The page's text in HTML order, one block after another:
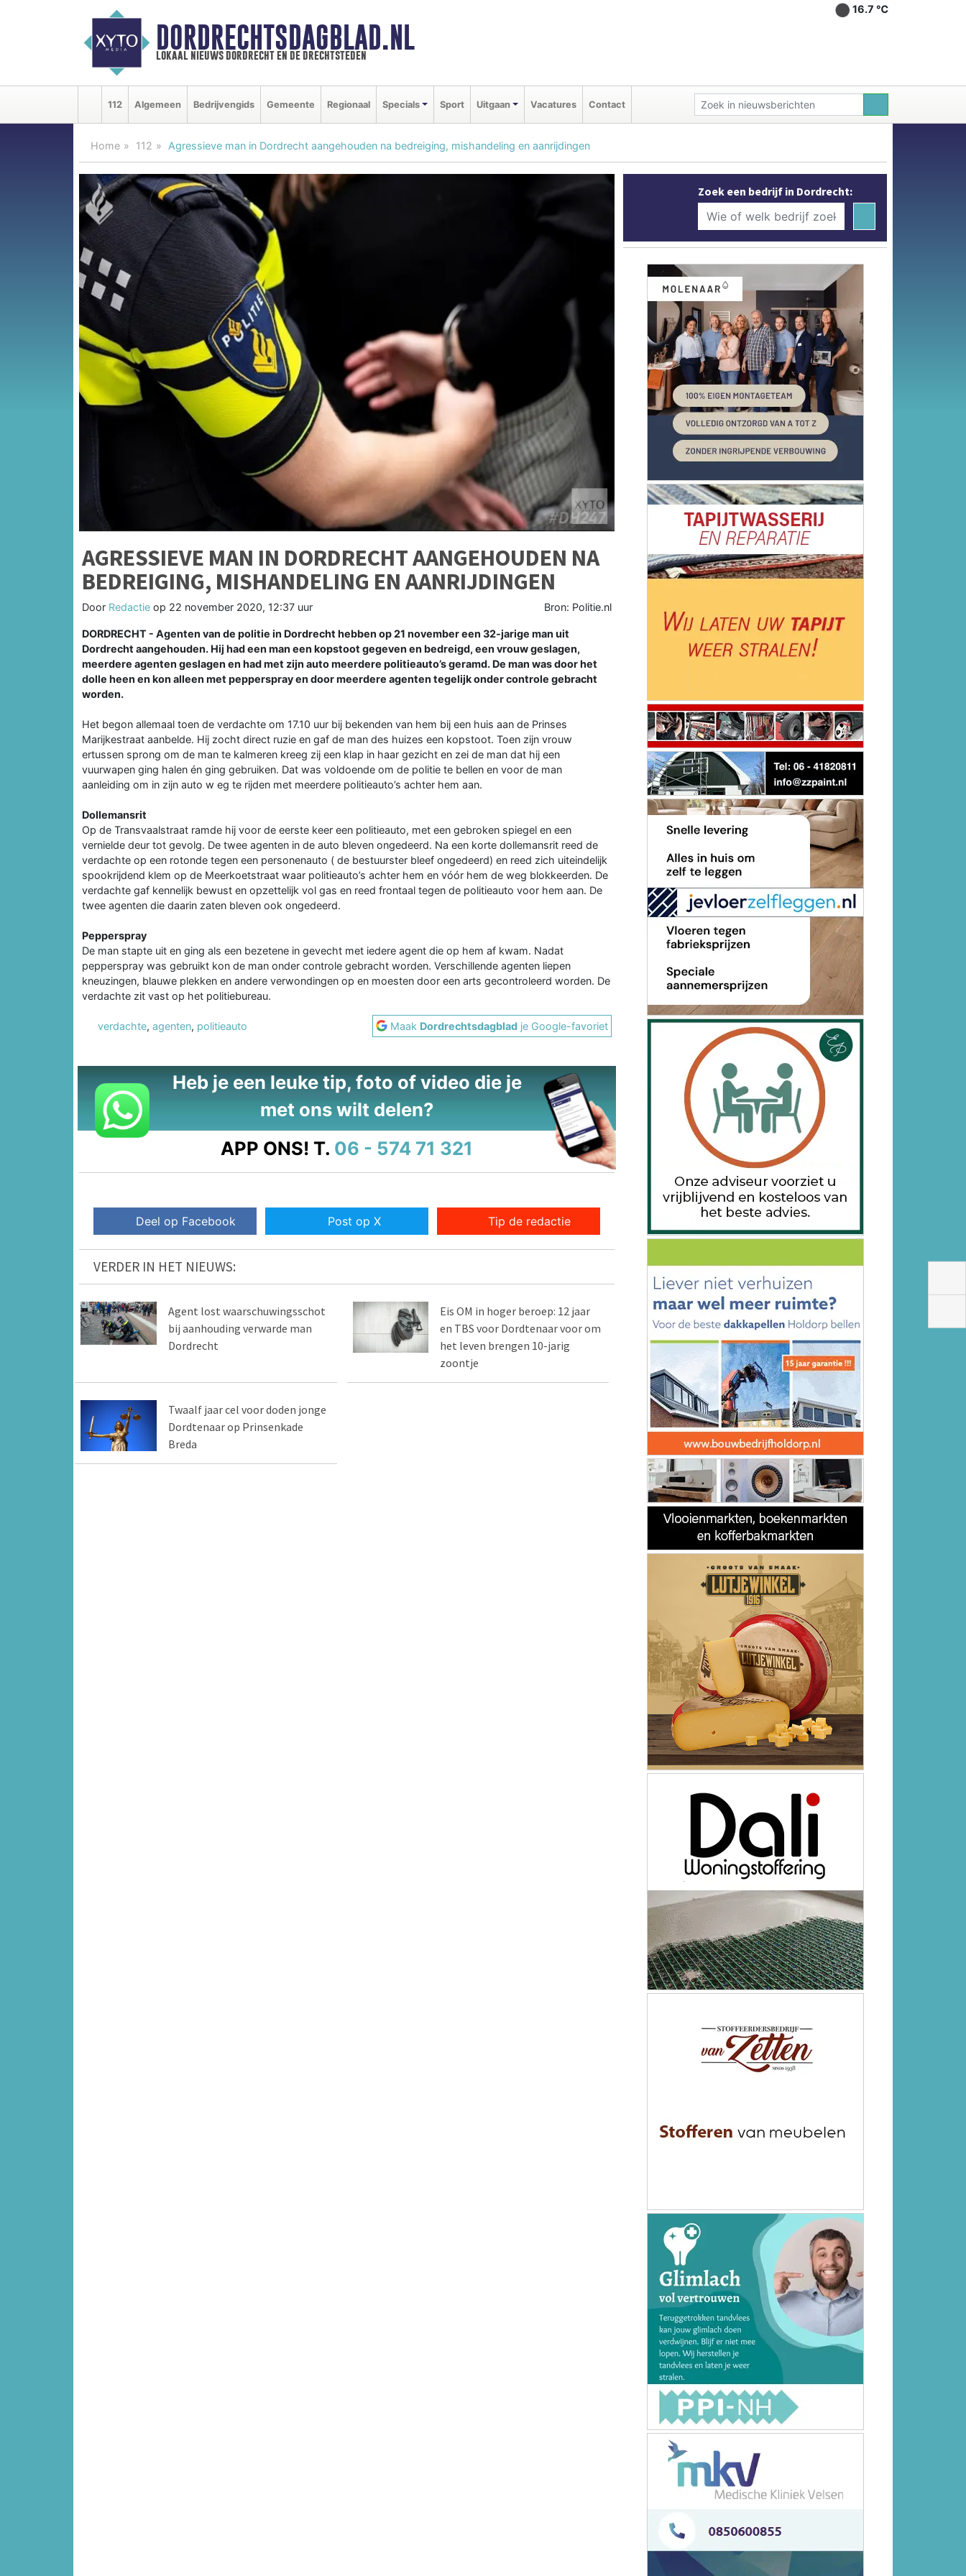
DORDRECHTSDAGBLAD.NL
lokaal nieuws dordrecht en de drechtsteden
16.7 ℃
112 Algemeen Bedrijvengids Gemeente Regionaal Specials Sport Uitgaan Vacatures Contact
Home 112 Agressieve man in Dordrecht aangehouden na bedreiging, mishandeling en aanrijdingen
AGRESSIEVE MAN IN DORDRECHT AANGEHOUDEN NA
BEDREIGING, MISHANDELING EN AANRIJDINGEN
Door Redactie op 22 november 2020, 12:37 uur Bron: Politie.nl
DORDRECHT - Agenten van de politie in Dordrecht hebben op 21 november een 32-jarige man uit
Dordrecht aangehouden. Hij had een man een kopstoot gegeven en bedreigd, een vrouw geslagen,
meerdere agenten geslagen en had met zijn auto meerdere politieauto’s geramd. De man was door het
dolle heen en kon alleen met pepperspray en door meerdere agenten tegelijk onder controle gebracht
worden.
Het begon allemaal toen de verdachte om 17.10 uur bij bekenden van hem bij een huis aan de Prinses
Marijkestraat aanbelde. Hij zocht direct ruzie en gaf de man des huizes een kopstoot. Toen zijn vrouw
ertussen sprong om de man te kalmeren kreeg zij een klap in haar gezicht en zei de man dat hij een
vuurwapen ging halen én ging gebruiken. Dat was voldoende om de politie te bellen en voor de man
aanleiding om in zijn auto w eg te rijden met meerdere politieauto’s achter hem aan.
Dollemansrit
Op de Transvaalstraat ramde hij voor de eerste keer een politieauto, met een gebroken spiegel en een
vernielde deur tot gevolg. De twee agenten in de auto bleven ongedeerd. Na een korte dollemansrit reed de
verdachte op een rotonde tegen een personenauto ( de bestuurster bleef ongedeerd) en reed zich uiteindelijk
spookrijdend klem op de Meerkoetstraat waar politieauto’s achter hem en vóór hem de weg blokkeerden. De
verdachte gaf kennelijk bewust en opzettelijk vol gas en reed frontaal tegen de politieauto voor hem aan. De
twee agenten die daarin zaten bleven ook ongedeerd.
Pepperspray
De man stapte uit en ging als een bezetene in gevecht met iedere agent die op hem af kwam. Nadat
pepperspray was gebruikt kon de man onder controle gebracht worden. Verschillende agenten liepen
kneuzingen, blauwe plekken en andere verwondingen op en moesten door een arts gecontroleerd worden. De
verdachte zit vast op het politiebureau.
verdachte, agenten, politieauto Maak Dordrechtsdagblad je Google-favoriet
Heb je een leuke tip, foto of video die je
met ons wilt delen?
APP ONS! T. 06 - 574 71 321
Deel op Facebook Post op X Tip de redactie
VERDER IN HET NIEUWS:
Agent lost waarschuwingsschot
bij aanhouding verwarde man
Dordrecht
Eis OM in hoger beroep: 12 jaar
en TBS voor Dordtenaar voor om
het leven brengen 10-jarig
zoontje
Twaalf jaar cel voor doden jonge
Dordtenaar op Prinsenkade
Breda
Zoek een bedrijf in Dordrecht: